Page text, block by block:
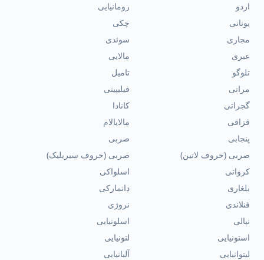
اردو
رومانیایی
یونانی
چکی
مجاری
سوئدی
عبری
مالایی
تلوگو
تامیل
مراتی
فیلیپینی
گجراتی
کانادا
قزاقی
مالایالام
پنجابی
صربی
صربی (حروف لاتین)
صربی (حروف سیریلیک)
کرواتی
اسلواکی
بلغاری
دانمارکی
فنلاندی
نروژی
نپالی
اسلونیایی
استونیایی
لتونیایی
لیتوانیایی
آلبانیایی